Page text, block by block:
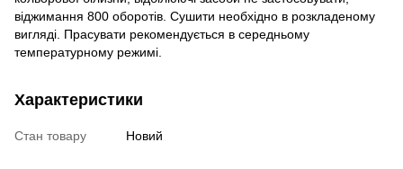
віджимання 800 оборотів. Сушити необхідно в розкладеному
вигляді. Прасувати рекомендується в середньому
температурному режимі.
Характеристики
Стан товару Новий